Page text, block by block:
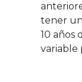
tener
10 años
variable